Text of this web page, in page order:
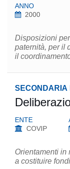
ANNO
2000
Disposizioni
paternità, per il
il
SECONDARIA
ENTE
COVIP
Orientamenti in
a costituire